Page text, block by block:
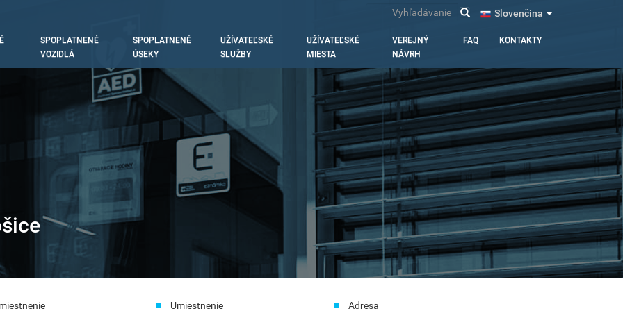
Slovenčina
Vyhľadávanie
SPOPLATNENÉ
VOZIDLÁ
SPOPLATNENÉ
ÚSEKY
UŽÍVATEĽSKÉ
SLUŽBY
UŽÍVATEĽSKÉ
MIESTA
VEREJNÝ
NÁVRH
FAQ KONTAKTY
Umiestnenie
Adresa